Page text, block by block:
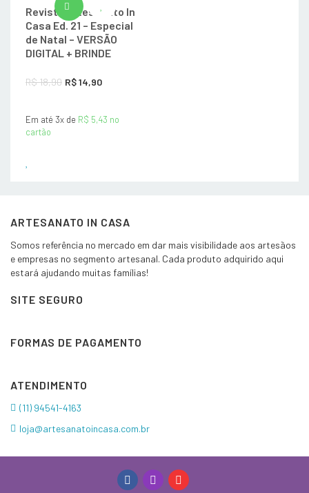
Revista Artesanato In
Casa Ed. 21 – Especial
de Natal – VERSÃO
DIGITAL + BRINDE
R$18,90 O
original
R$14,90
atual
ADICIONAR AO CARRINHO
Em até 3x de R$ 5,43 no
cartão
ARTESANATO IN CASA
Somos referência no mercado em dar mais visibilidade aos artesãos
e empresas no segmento artesanal. Cada produto adquirido aqui
estará ajudando muitas famílias!
SITE SEGURO
FORMAS DE PAGAMENTO
ATENDIMENTO
(11) 94541-4163
loja@artesanatoincasa.com.br